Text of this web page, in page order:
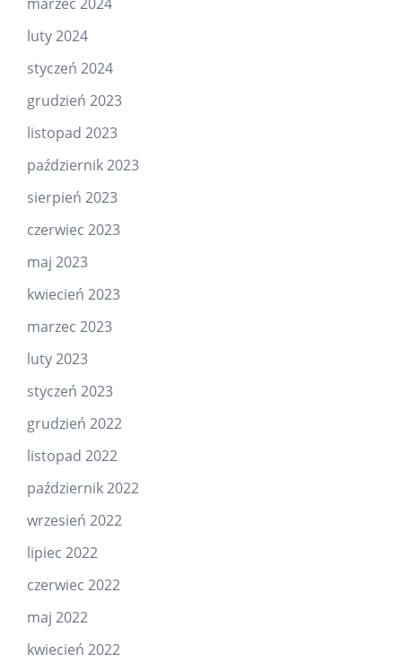
luty 2024
styczeń 2024
grudzień 2023
listopad 2023
październik 2023
sierpień 2023
czerwiec 2023
maj 2023
kwiecień 2023
marzec 2023
luty 2023
styczeń 2023
grudzień 2022
listopad 2022
październik 2022
wrzesień 2022
lipiec 2022
czerwiec 2022
maj 2022
kwiecień 2022